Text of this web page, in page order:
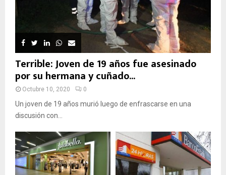
Terrible: Joven de 19 años fue asesinado
por su hermana y cuñado...
Octubre 10, 2020 0
Un joven de 19 años murió luego de enfrascarse en una
discusión con...